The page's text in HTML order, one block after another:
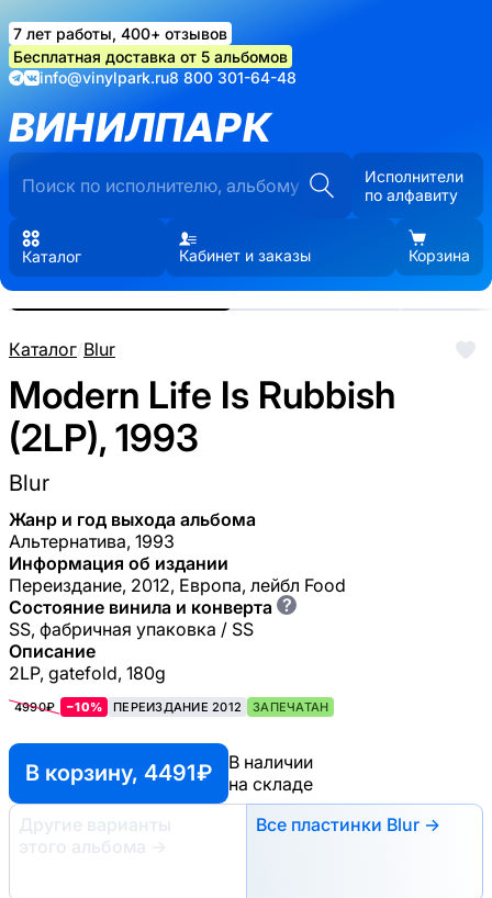
7 лет работы, 400+ отзывов
Бесплатная доставка от 5 альбомов
info@vinylpark.ru8 800 301-64-48
ВИНИЛПАРК
Исполнители
по алфавиту
Каталог Кабинет и заказы Корзина
Каталог/Blur
Modern Life Is Rubbish
(2LP), 1993
Blur
Жанр и год выхода альбома
Альтернатива, 1993
Информация об издании
Переиздание, 2012, Европа, лейбл Food
Состояние винила и конверта ?
SS, фабричная упаковка / SS
Описание
2LP, gatefold, 180g
4990₽ −10% ПЕРЕИЗДАНИЕ 2012 ЗАПЕЧАТАН
В корзину, 4491 ₽
В наличии
на складе
Другие варианты
этого альбома
→
Все пластинки Blur →
Реальные фото пластинки.
Нажмите, чтобы увеличить